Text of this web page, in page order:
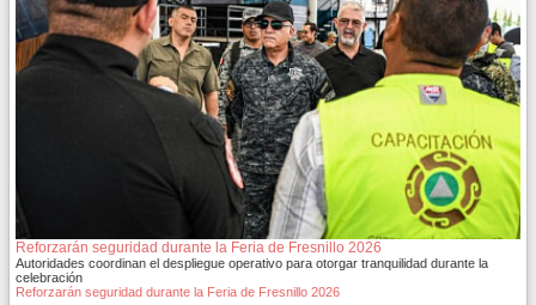
Reforzarán seguridad durante la Feria de Fresnillo 2026
Autoridades coordinan el despliegue operativo para otorgar tranquilidad durante la
celebración
Reforzarán seguridad durante la Feria de Fresnillo 2026